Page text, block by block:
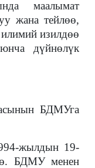
маалымат
жана тейлөө,
изилдөө
дүйнөлүк
БДМУга
жылдын 19-
БДМУ менен